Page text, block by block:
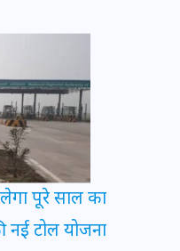
पूरे साल का
नई टोल योजना